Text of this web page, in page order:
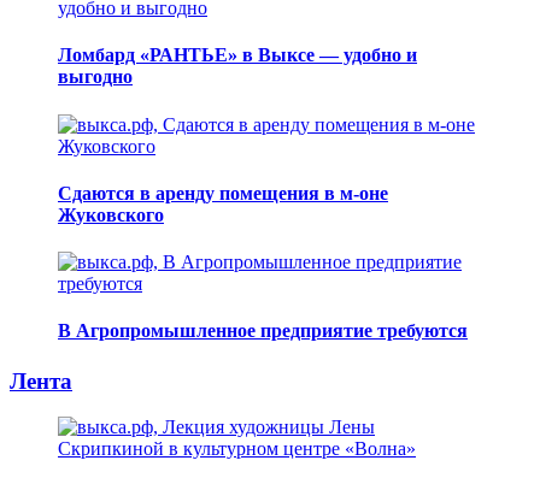
Ломбард «РАНТЬЕ» в Выксе — удобно и
выгодно
Сдаются в аренду помещения в м-оне
Жуковского
В Агропромышленное предприятие требуются
Лента